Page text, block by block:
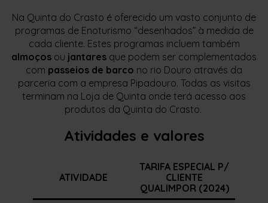
Na Quinta do Crasto é oferecido um vasto conjunto de
programas de Enoturismo “desenhados” à medida de
cada cliente. Estes programas incluem também
almoços ou jantares que podem ser complementados
com passeios de barco no rio Douro através da
parceria com a empresa Pipadouro. Todas as visitas
terminam na Loja de Quinta onde terá acesso aos
produtos da Quinta do Crasto.
Atividades e valores
ATIVIDADE
TARIFA ESPECIAL P/
CLIENTE
QUALIMPOR (2024)